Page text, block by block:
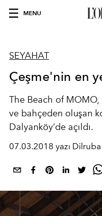
MENU
SEYAHAT
Çeşme'nin en
The Beach of
ve bahçeden oluşan
Dalyanköy’de açıldı.
07.03.2018 yazı